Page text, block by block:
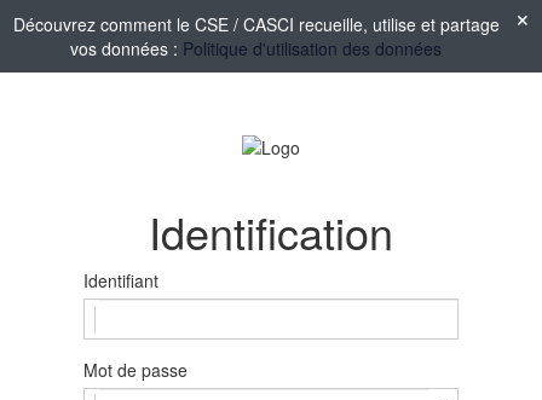
Découvrez comment le CSE / CASCI recueille, utilise et partage
vos données : Politique d'utilisation des données
Identification
Identifiant
Mot de passe